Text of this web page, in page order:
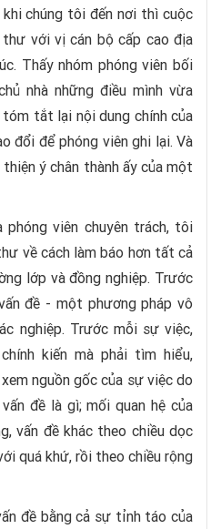
chúng tôi đến nơi thì cuộc
với vị cán bộ cấp cao địa
Thấy nhóm phóng viên bối
nhà những điều mình vừa
tắt lại nội dung chính của
đổi để phóng viên ghi lại. Và
ý chân thành ấy của một
viên chuyên trách, tôi
về cách làm báo hơn tất cả
lớp và đồng nghiệp. Trước
đề - một phương pháp vô
nghiệp. Trước mỗi sự việc,
kiến mà phải tìm hiểu,
nguồn gốc của sự việc do
đề là gì; mối quan hệ của
vấn đề khác theo chiều dọc
quá khứ, rồi theo chiều rộng
đề bằng cả sự tỉnh táo của